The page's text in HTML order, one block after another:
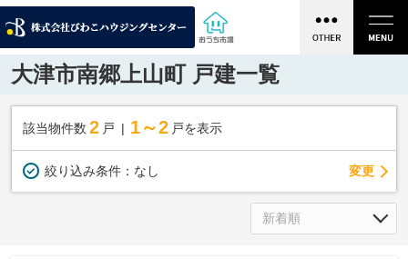
大津市南郷上山町 戸建一覧
該当物件数 2 戸 1～2 戸を表示
絞り込み条件： なし 変更